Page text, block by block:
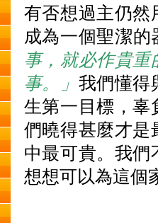
有否想過主仍然
成為一個聖潔
事，就必作貴重
事。」 我們懂得
生第一目標，辜
們曉得甚麼才是
中最可貴。我們
想想可以為這個